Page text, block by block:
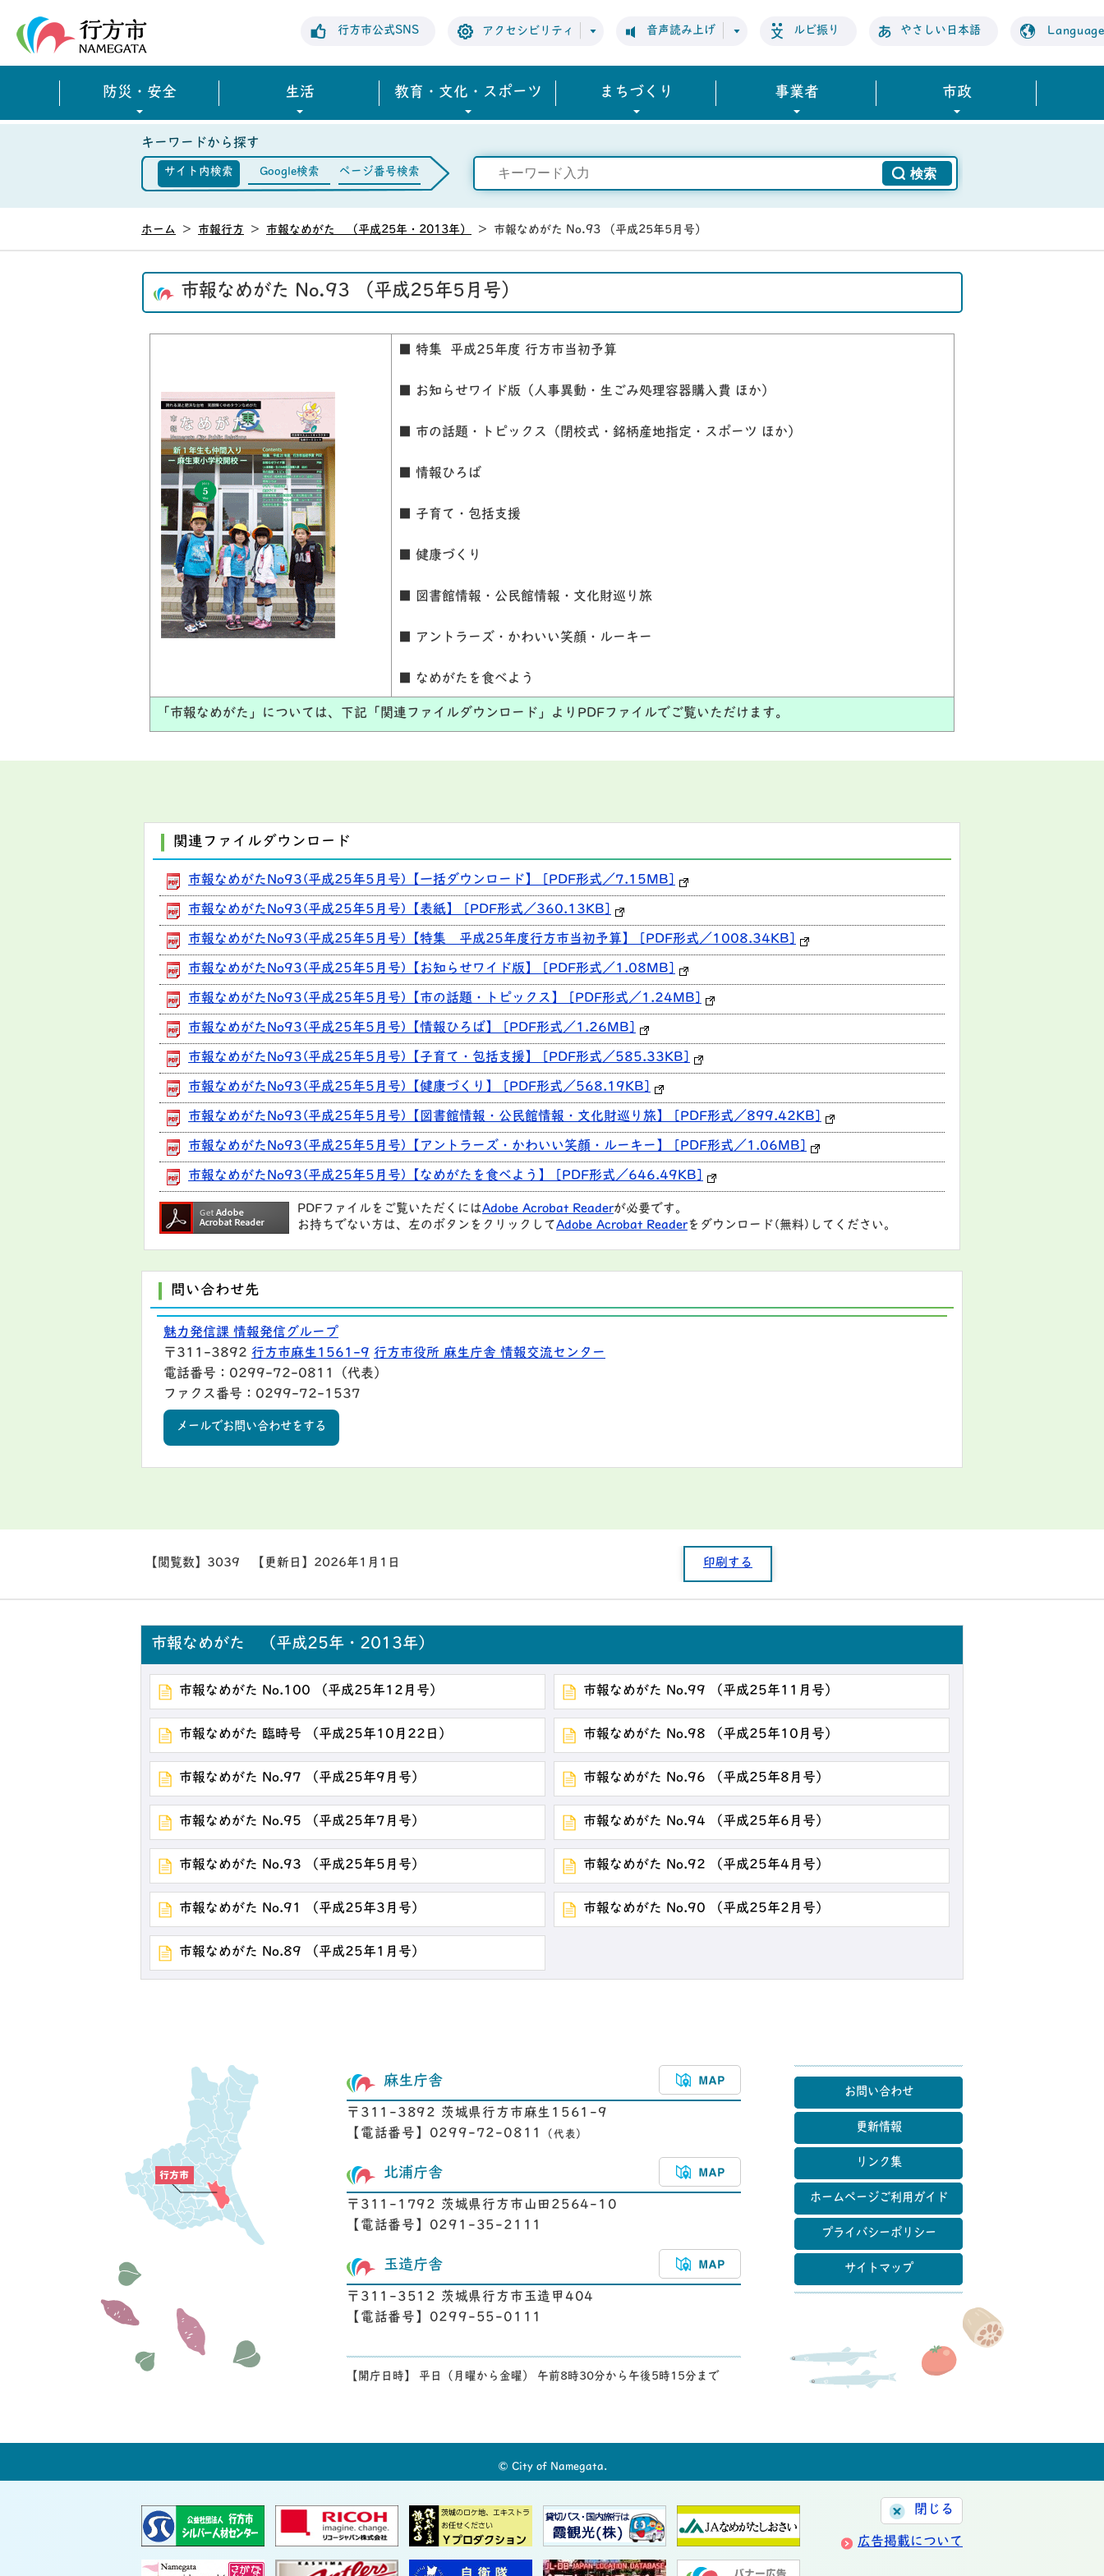
行方市公式SNS アクセシビリティ 音声読み上げ ルビ振り やさしい日本語 Language
防災・安全 生活 教育・文化・スポーツ まちづくり 事業者 市政
キーワードから探す
サイト内検索 Google検索 ページ番号検索
ホーム > 市報行方 > 市報なめがた （平成25年・2013年） > 市報なめがた No.93 （平成25年5月号）
市報なめがた No.93 （平成25年5月号）
■ 特集 平成25年度 行方市当初予算
■ お知らせワイド版（人事異動・生ごみ処理容器購入費 ほか）
■ 市の話題・トピックス（閉校式・銘柄産地指定・スポーツ ほか）
■ 情報ひろば
■ 子育て・包括支援
■ 健康づくり
■ 図書館情報・公民館情報・文化財巡り旅
■ アントラーズ・かわいい笑顔・ルーキー
■ なめがたを食べよう
「市報なめがた」については、下記「関連ファイルダウンロード」よりPDFファイルでご覧いただけます。
関連ファイルダウンロード
市報なめがたNo93(平成25年5月号)【一括ダウンロード】 [PDF形式／7.15MB]
市報なめがたNo93(平成25年5月号)【表紙】 [PDF形式／360.13KB]
市報なめがたNo93(平成25年5月号)【特集 平成25年度行方市当初予算】 [PDF形式／1008.34KB]
市報なめがたNo93(平成25年5月号)【お知らせワイド版】 [PDF形式／1.08MB]
市報なめがたNo93(平成25年5月号)【市の話題・トピックス】 [PDF形式／1.24MB]
市報なめがたNo93(平成25年5月号)【情報ひろば】 [PDF形式／1.26MB]
市報なめがたNo93(平成25年5月号)【子育て・包括支援】 [PDF形式／585.33KB]
市報なめがたNo93(平成25年5月号)【健康づくり】 [PDF形式／568.19KB]
市報なめがたNo93(平成25年5月号)【図書館情報・公民館情報・文化財巡り旅】 [PDF形式／899.42KB]
市報なめがたNo93(平成25年5月号)【アントラーズ・かわいい笑顔・ルーキー】 [PDF形式／1.06MB]
市報なめがたNo93(平成25年5月号)【なめがたを食べよう】 [PDF形式／646.49KB]
PDFファイルをご覧いただくにはAdobe Acrobat Readerが必要です。
お持ちでない方は、左のボタンをクリックして Adobe Acrobat Readerをダウンロード(無料)してください。
問い合わせ先
魅力発信課 情報発信グループ
〒311-3892 行方市麻生1561-9 行方市役所 麻生庁舎 情報交流センター
電話番号：0299-72-0811（代表）
ファクス番号：0299-72-1537
メールでお問い合わせをする
【閲覧数】 3039 【更新日】 2026年1月1日 印刷する
市報なめがた （平成25年・2013年）
市報なめがた No.100 （平成25年12月号） 市報なめがた No.99 （平成25年11月号）
市報なめがた 臨時号 （平成25年10月22日） 市報なめがた No.98 （平成25年10月号）
市報なめがた No.97 （平成25年9月号） 市報なめがた No.96 （平成25年8月号）
市報なめがた No.95 （平成25年7月号） 市報なめがた No.94 （平成25年6月号）
市報なめがた No.93 （平成25年5月号） 市報なめがた No.92 （平成25年4月号）
市報なめがた No.91 （平成25年3月号） 市報なめがた No.90 （平成25年2月号）
市報なめがた No.89 （平成25年1月号）
麻生庁舎
〒311-3892 茨城県行方市麻生1561-9
【電話番号】0299-72-0811
（代表）
マップ
北浦庁舎
〒311-1792 茨城県行方市山田2564-10
【電話番号】0291-35-2111
玉造庁舎
〒311-3512 茨城県行方市玉造甲404
【電話番号】0299-55-0111
【開庁日時】 平日（月曜から金曜） 午前8時30分から午後5時15分まで
お問い合わせ
更新情報
リンク集
ホームページご利用ガイド
プライバシーポリシー
サイトマップ
© City of Namegata.
閉じる
広告掲載について